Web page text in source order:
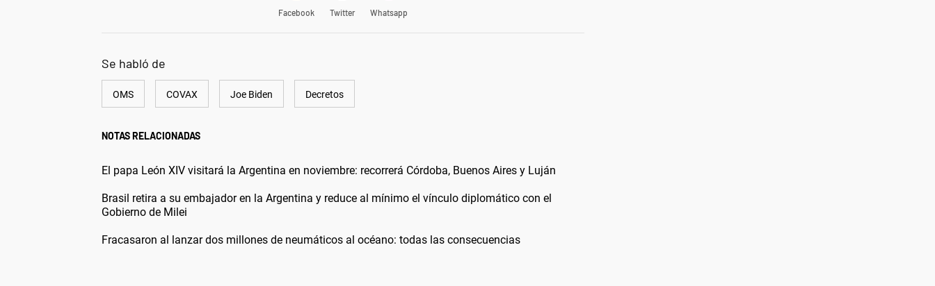
Facebook Twitter Whatsapp
Se habló de
OMS COVAX Joe Biden Decretos
NOTAS RELACIONADAS
El papa León XIV visitará la Argentina en noviembre: recorrerá Córdoba, Buenos Aires y Luján
Brasil retira a su embajador en la Argentina y reduce al mínimo el vínculo diplomático con el
Gobierno de Milei
Fracasaron al lanzar dos millones de neumáticos al océano: todas las consecuencias